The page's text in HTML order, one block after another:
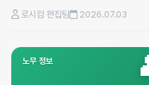
로시컴 편집팀 2026.07.03
노무 정보